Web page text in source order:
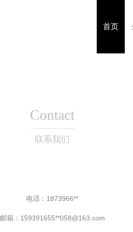
首页
Contact
联系我们
电话：1873966**
邮箱：159391655**058@163.com